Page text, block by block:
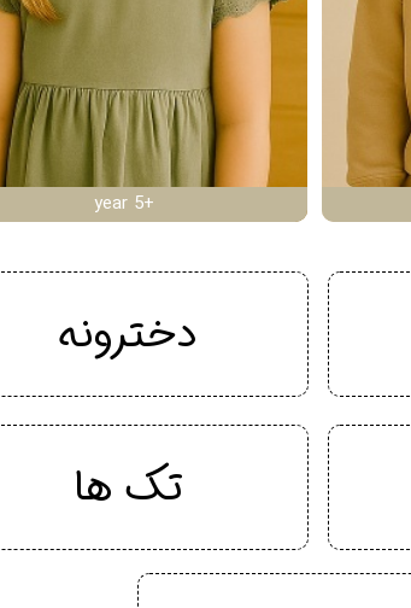
year 5+
دخترونه
تک ها